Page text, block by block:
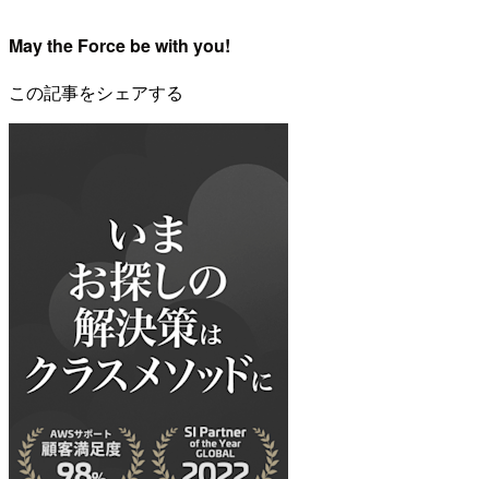
May the Force be with you!
この記事をシェアする